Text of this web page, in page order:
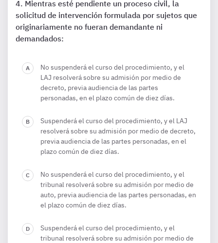
Mientras esté pendiente un proceso civil, la
solicitud de intervención formulada por sujetos que
originariamente no fueran demandante ni
demandados:
No suspenderá el curso del procedimiento, y el
LAJ resolverá sobre su admisión por medio de
decreto, previa audiencia de las partes
personadas, en el plazo común de diez días.
Suspenderá el curso del procedimiento, y el LAJ
resolverá sobre su admisión por medio de decreto,
previa audiencia de las partes personadas, en el
plazo común de diez días.
No suspenderá el curso del procedimiento, y el
tribunal resolverá sobre su admisión por medio de
auto, previa audiencia de las partes personadas, en
el plazo común de diez días.
Suspenderá el curso del procedimiento, y el
tribunal resolverá sobre su admisión por medio de